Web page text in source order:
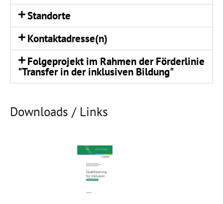
Standorte
Kontaktadresse(n)
Folgeprojekt im Rahmen der Förderlinie
"Transfer in der inklusiven Bildung"
Downloads / Links